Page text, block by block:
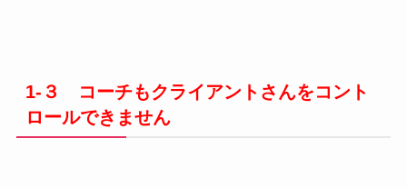
1-３ コーチもクライアントさんをコント
ロールできません